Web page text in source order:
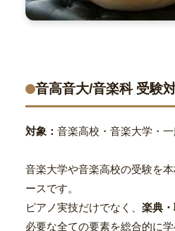
音高音大/音楽科 受験
対象： 音楽高校・音楽大学・
音楽大学や音楽高校の受験を
ースです。
ピアノ実技だけでなく、 楽典
必要な全ての要素を総合的に学